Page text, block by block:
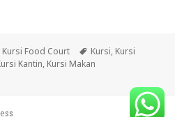
Kursi Food Court Tags
Kursi, Kursi
Kantin, Kursi Makan